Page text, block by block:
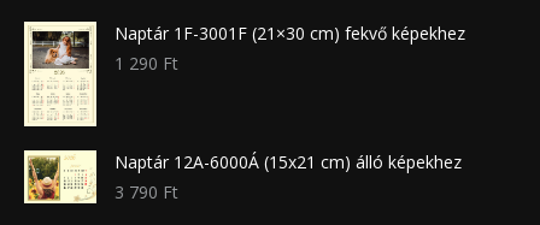
Naptár 1F-3001F (21×30 cm) fekvő képekhez
1 290 Ft
Naptár 12A-6000Á (15x21 cm) álló képekhez
3 790 Ft